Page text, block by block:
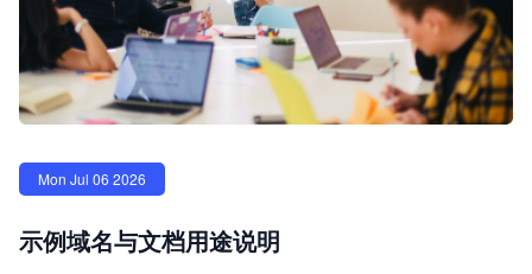
Mon Jul 06 2026
示例域名与文档用途说明